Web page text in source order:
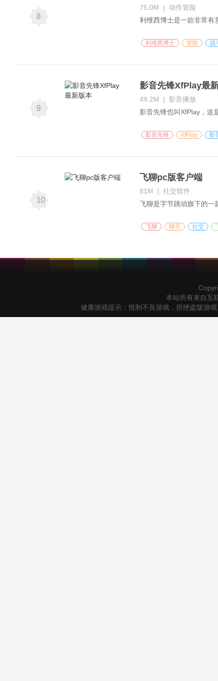
8
75.0M | 动作冒险
利维西博士 冒险 战
9
影音先锋XfPlay最
49.2M | 影音播放
影音先锋 XfPlay 影
10
飞聊pc版客户端
81M | 社交软件
飞聊 聊天 社交
本站所有来自互
健康游戏提示：抵制不良游戏，拒绝盗版游